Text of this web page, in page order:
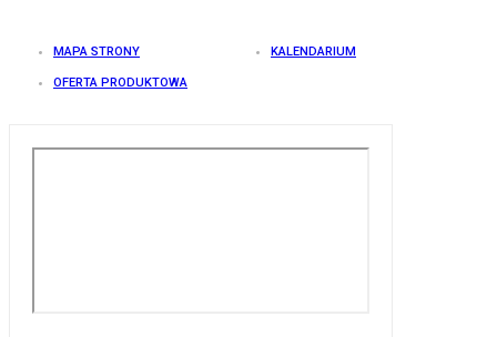
MAPA STRONY KALENDARIUM
OFERTA PRODUKTOWA